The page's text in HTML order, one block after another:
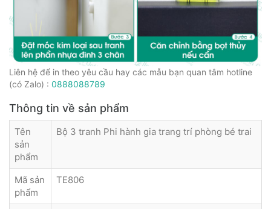
Liên hệ để in theo yêu cầu hay các mẫu bạn quan tâm hotline
(có Zalo) : 0888088789
Thông tin về sản phẩm
Tên
sản
phẩm
Bộ 3 tranh Phi hành gia trang trí phòng bé trai
Mã sản
phẩm
TE806